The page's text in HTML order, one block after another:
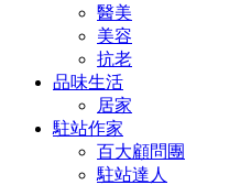
醫美
美容
抗老
品味生活
居家
駐站作家
百大顧問團
駐站達人